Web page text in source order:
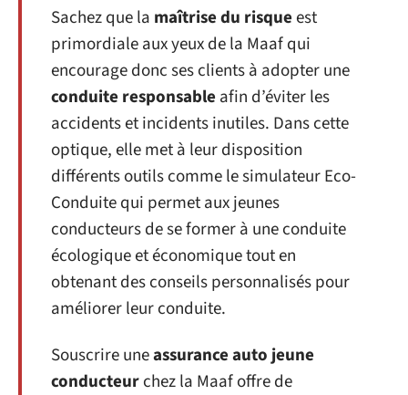
Sachez que la maîtrise du risqueest
primordiale aux yeux de la Maaf qui
encourage donc ses clients à adopter une
conduite responsable afin d’éviter les
accidents et incidents inutiles. Dans cette
optique, elle met à leur disposition
différents outils comme le simulateur Eco-
Conduite qui permet aux jeunes
conducteurs de se former à une conduite
écologique et économique tout en
obtenant des conseils personnalisés pour
améliorer leur conduite.
Souscrire uneassurance auto jeune
conducteurchez la Maaf offre de